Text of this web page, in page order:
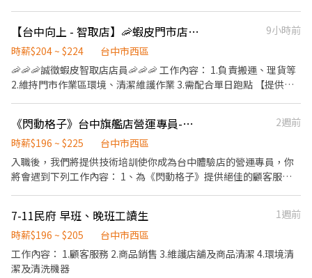
櫃位環境維護 5. 填寫接待紀錄，完成當班交接事項 排班時間 每班以
4小時為原則，可依能穩定配合的時段排班。 平日班別： * 早班｜
定假日班別： * 早班｜10:00–14:00 * 中班｜14:00–18:00 * 晚班｜
18:00–22:00 不需要所有班別都能配合，應徵時請直接告訴我們可
固定排班的時段。 每週至少可排2～3班，能穩定配合部分週末、國
定假日及活動期間者優先。 薪資與獎勵 * 時薪NT$220 * 另有個人銷
辦理 * 表現穩定者，享有品牌長期培育與職務發展機會 我們希望你
具備 * 喜歡翡翠珠寶、設計、美感或精品產業 * 態度親切，願意主
動與顧客互動 * 細心、有責任感，對數字具基本敏感度 * 能遵守收
款、盤點及高價商品管理規範 * 不排斥銷售，願意學習商品介紹與
需求詢問 * 可以穩定配合至少6個月 無翡翠經驗亦可，我們會提供完
整培訓。 ✨具門市、百貨、服飾、精品、珠寶、婚紗、餐飲接待或
其他服務業經驗者優先。 工作地點：台中金典綠園道商場｜妍璽精
品翡翠專櫃
門市支援 🌙🌙夜班說明🌙🌙 工作型態：為每日跑點約3–10家門市，
跑點距離約16km內 需可配合(早班/晚班)擇一於門市安排受訓 🔔需
有機車&駕照🔔 ⸻ ✅工作時間： 🔹早班：07:00-12:00、07:30-
12:30、08:00-13:00、08:30-13:30 🔹晚班：17:30-22:30、17:30-
🔹假日早班：07:00-12:00 🔹假日晚班：17:30-23:30 (上班時數為
2~6小時，一個月至少6天，依實際情況而定) ⸻ ✅工作待遇：
薪$234 ━━━━━━━━━━━━━ 📍 【熱門開缺地點】台中市
大里、大雅、太平、北屯、北區、西屯、西區、東區、南屯、南
區、潭子、豐原 ━━━━━━━━━━━━ 📩 【火速卡位應徵流
程】 ➊ 點擊填寫廠商制式履歷（1分鐘完成，快速安排送審）： 👉
欄位（身分證/詳細地址）錄取前皆可先不填！ ➋加入留言： 👉
https://lin.ee/OBnhVN5 私訊留下 ⌜姓名+電話 +應徵蝦皮門市人
員」💥
【台中向上 - 智取店】🦐蝦皮門市店員✨ #薪資高 #快速上工 #完整職訓
9小時前
時薪$204 ~ $224
台中市西區
🦐🦐🦐誠徵蝦皮智取店店員🦐🦐🦐 工作內容： 1.負責搬運、理貨等
2.維持門市作業區環境、清潔維護作業 3.需配合單日跑點 【提供完
($244)✨ （詳細上班時間如下） ＝＝＝＝＝＝＝＝＝＝＝＝＝＝＝
＝＝＝＝ 早班時薪：07:00-12:00（可彈性調整"上班時間"最晚從
08:30開始，預計排班3-5小時） 晚班時薪：18:30-22:30 夜班時
薪：23:30-03:30 (一週排班約3～4天)
《閃動格子》台中旗艦店營運專員-兼職
2週前
時薪$196 ~ $225
台中市西區
入職後，我們將提供技術培訓使你成為台中體驗店的營運專員，你
將會遇到下列工作內容： 1、為《閃動格子》提供絕佳的顧客服
全並享受遊戲體驗。 4、與團隊合作，創造刺激、有趣的遊戲環
境。 5、參與遊戲活動的策劃和執行。 6、提供技術支持，解決玩家
遊戲設備或軟體方面的問題。 7、協助進行市場調研，收集玩家反
饋，以改進遊戲體驗。 8、參與新遊戲模式和活動的測試與開發。
7-11民府 早班、晚班工讀生
1週前
時薪$196 ~ $205
台中市西區
工作內容： 1.顧客服務 2.商品銷售 3.維護店舖及商品清潔 4.環境清
潔及清洗機器